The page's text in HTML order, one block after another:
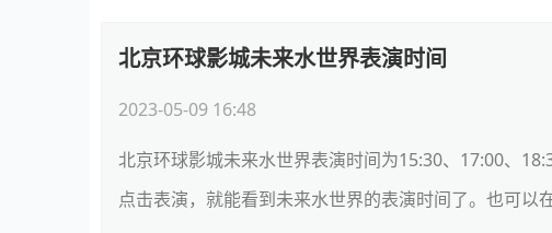
北京环球影城未来水世界表演时间
2023-05-09 16:48
北京环球影城未来水世界表演时间为15:30、17:00、
点击表演，就能看到未来水世界的表演时间了。也可以